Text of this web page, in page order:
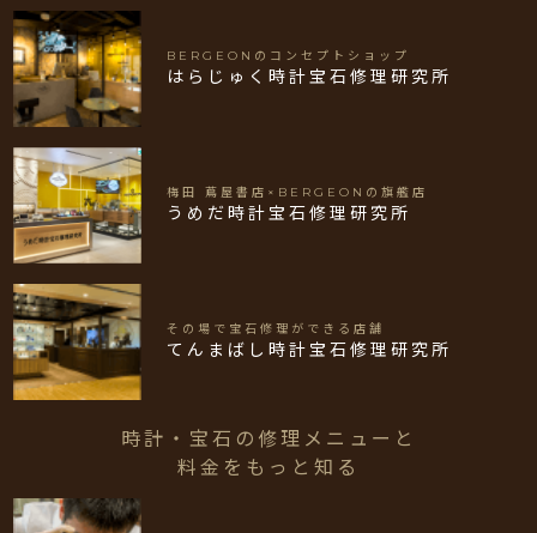
BERGEONのコンセプトショップ
はらじゅく時計宝石修理研究所
梅田 蔦屋書店×BERGEONの旗艦店
うめだ時計宝石修理研究所
その場で宝石修理ができる店舗
てんまばし時計宝石修理研究所
時計・宝石の修理メニューと
料金をもっと知る